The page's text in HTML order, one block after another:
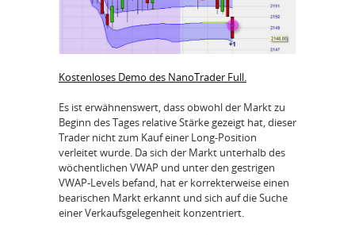
Kostenloses Demo des NanoTrader Full.
Es ist erwähnenswert, dass obwohl der Markt zu
Beginn des Tages relative Stärke gezeigt hat, dieser
Trader nicht zum Kauf einer Long-Position
verleitet wurde. Da sich der Markt unterhalb des
wöchentlichen VWAP und unter den gestrigen
VWAP-Levels befand, hat er korrekterweise einen
bearischen Markt erkannt und sich auf die Suche
einer Verkaufsgelegenheit konzentriert.